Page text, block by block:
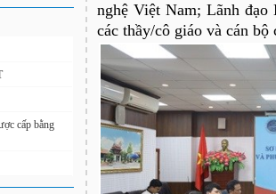
cấp bằng
nghệ Việt Nam; Lãnh đạo
các thầy/cô giáo và cán bộ